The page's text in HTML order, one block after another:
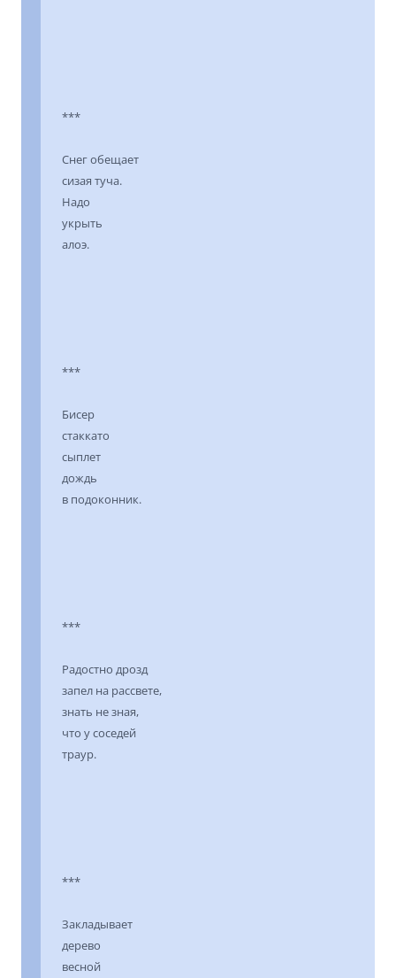
***
Снег обещает
сизая туча.
Надо
укрыть
алоэ.
***
Бисер
стаккато
сыплет
дождь
в подоконник.
***
Радостно дрозд
запел на рассвете,
знать не зная,
что у соседей
траур.
***
Закладывает
дерево
весной